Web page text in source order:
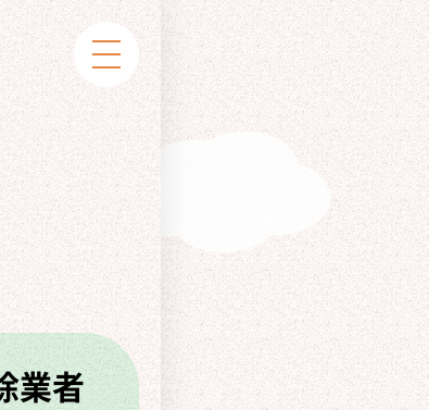
あなたの家の近くにも！ 全国のシ
イド
シロアリ駆除会社の口コミ・評判
シロアリの生態を知って勝つ！
再発させないシロアリ駆除業者の
運営会社情報
アリ】 » あなたの家の近くにも！ 全国のシロアリ駆除業者ガイド » 東
業者